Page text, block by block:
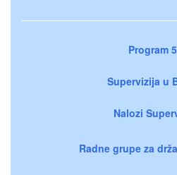
Program
Supervizija u
Nalozi
Radne grupe za